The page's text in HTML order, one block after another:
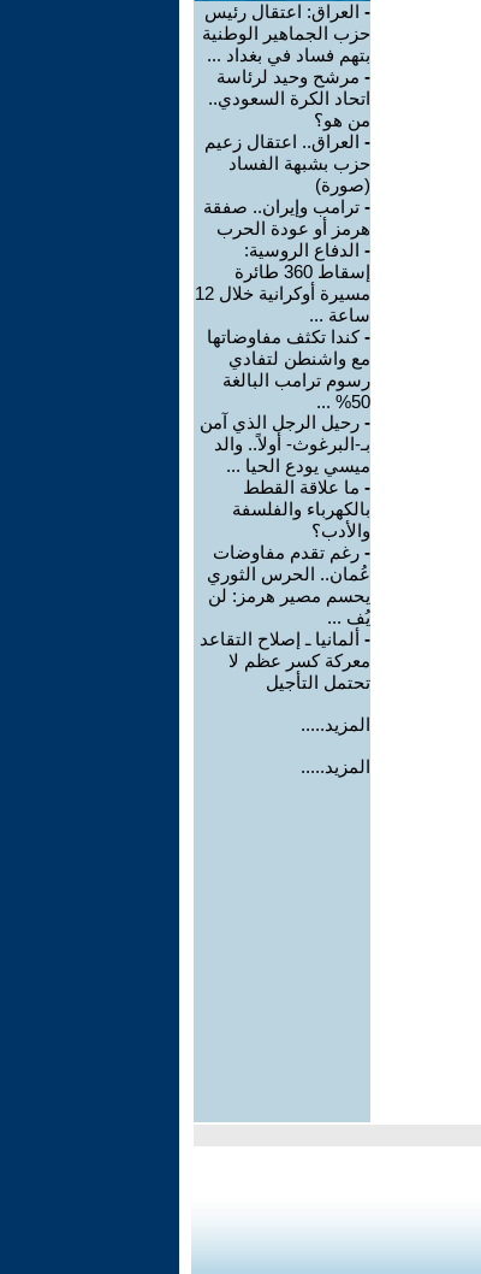
- العراق: اعتقال رئيس
حزب الجماهير الوطنية
بتهم فساد في بغداد ...
- مرشح وحيد لرئاسة
اتحاد الكرة السعودي..
من هو؟
- العراق.. اعتقال زعيم
حزب بشبهة الفساد
(صورة)
- ترامب وإيران.. صفقة
هرمز أو عودة الحرب
- الدفاع الروسية:
إسقاط 360 طائرة
مسيرة أوكرانية خلال 12
ساعة ...
-كندا تكثف مفاوضاتها
مع واشنطن لتفادي
رسوم ترامب البالغة
50% ...
- رحيل الرجل الذي آمن
بـ-البرغوث- أولاً.. والد
ميسي يودع الحيا ...
- ما علاقة القطط
بالكهرباء والفلسفة
والأدب؟
- رغم تقدم مفاوضات
عُمان.. الحرس الثوري
يحسم مصير هرمز: لن
يُف ...
- ألمانيا ـ إصلاح التقاعد
معركة كسر عظم لا
تحتمل التأجيل
المزيد.....
المزيد.....